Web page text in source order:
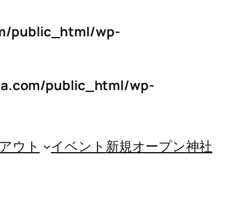
public_html/wp-
public_html/wp-
ウト イベント 新規オープン神社